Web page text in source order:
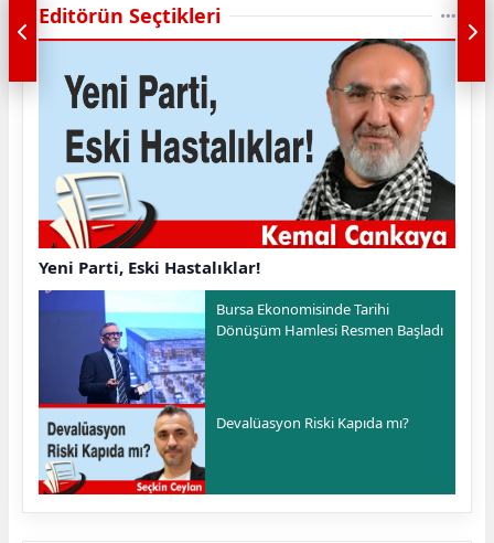
Editörün Seçtikleri
Yeni Parti, Eski Hastalıklar!
Bursa Ekonomisinde Tarihi
Dönüşüm Hamlesi Resmen Başladı
Devalüasyon Riski Kapıda mı?